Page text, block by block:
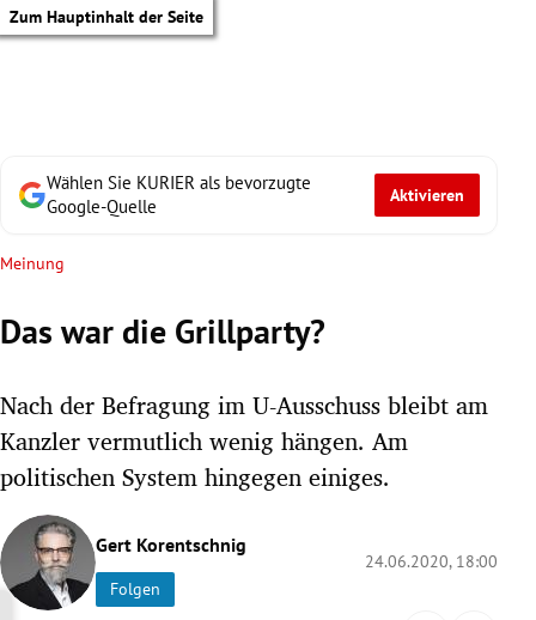
Zum Hauptinhalt der Seite
Untermenü
Wählen Sie KURIER als bevorzugte
Google-Quelle
Aktivieren
Meinung
Das war die Grillparty?
Nach der Befragung im U-Ausschuss bleibt am
Kanzler vermutlich wenig hängen. Am
politischen System hingegen einiges.
Gert Korentschnig
Folgen
24.06.2020, 18:00